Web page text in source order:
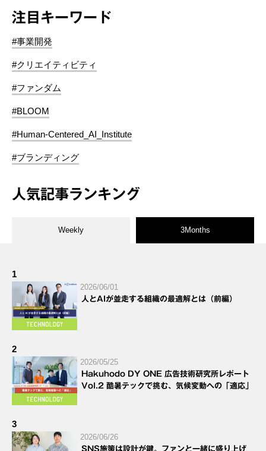
注目キーワード
#事業開発
#クリエイティビティ
#ファンダム
#BLOOM
#Human-Centered_AI_Institute
#ブランディング
人気記事ランキング
Weekly 3Months
1
2026/06/01
人とAIが並走する組織の最適解とは（前編）
2
2026/05/25
Hakuhodo DY ONE 広告技術研究所レポート
Vol.2 酷暑テックで挑む、気候変動への「適応」
3
2026/06/26
SNS施策は設計が鍵。ファンと一緒に盛り上げ